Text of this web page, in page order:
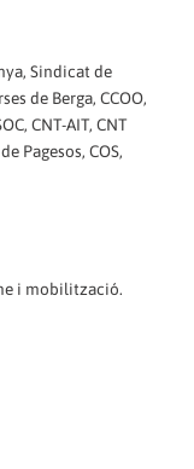
Sindicat de
de Berga, CCOO,
CNT-AIT, CNT
Pagesos, COS,
i mobilització.